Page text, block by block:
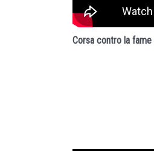
Corsa contro la fame